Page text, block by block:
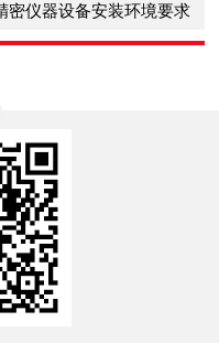
密仪器设备安装环境要求